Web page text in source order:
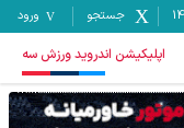
جستجو ورود
اپلیکیشن اندروید ورزش سه